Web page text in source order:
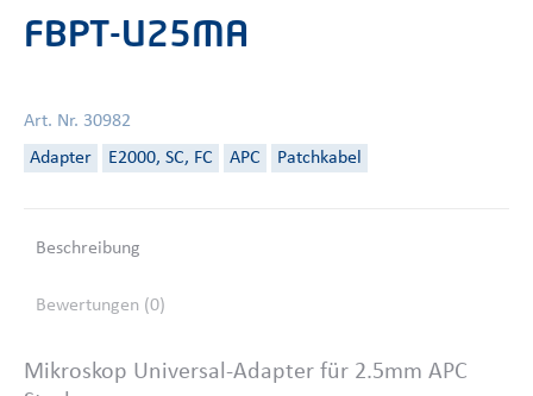
FBPT-U25MA
Art. Nr. 30982
Adapter
E2000, SC, FC APC Patchkabel
Beschreibung
Bewertungen (0)
Mikroskop Universal-Adapter für 2.5mm APC